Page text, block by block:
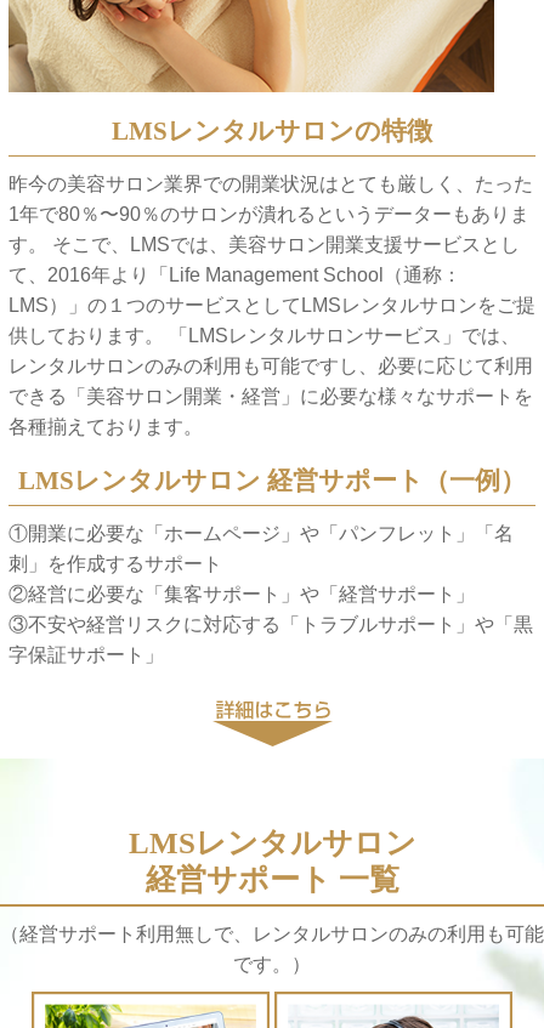
LMSレンタルサロンの特徴
昨今の美容サロン業界での開業状況はとても厳しく、たった
1年で80％〜90％のサロンが潰れるというデーターもありま
す。 そこで、LMSでは、美容サロン開業支援サービスとし
て、2016年より「Life Management School（通称：
LMS）」の１つのサービスとしてLMSレンタルサロンをご提
供しております。 「LMSレンタルサロンサービス」では、
レンタルサロンのみの利用も可能ですし、必要に応じて利用
できる「美容サロン開業・経営」に必要な様々なサポートを
各種揃えております。
LMSレンタルサロン 経営サポート（一例）
①開業に必要な「ホームページ」や「パンフレット」「名
刺」を作成するサポート
②経営に必要な「集客サポート」や「経営サポート」
③不安や経営リスクに対応する「トラブルサポート」や「黒
字保証サポート」
LMSレンタルサロン
経営サポート 一覧
（経営サポート利用無しで、レンタルサロンのみの利用も可能
です。）